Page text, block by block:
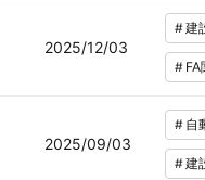
2025/12/03
#建
# FA
2025/09/03
# 自
#建